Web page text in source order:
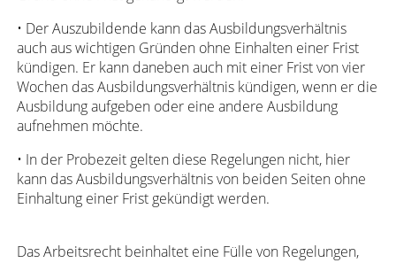
• Der Auszubildende kann das Ausbildungsverhältnis
auch aus wichtigen Gründen ohne Einhalten einer Frist
kündigen. Er kann daneben auch mit einer Frist von vier
Wochen das Ausbildungsverhältnis kündigen, wenn er die
Ausbildung aufgeben oder eine andere Ausbildung
aufnehmen möchte.
• In der Probezeit gelten diese Regelungen nicht, hier
kann das Ausbildungsverhältnis von beiden Seiten ohne
Einhaltung einer Frist gekündigt werden.
Das Arbeitsrecht beinhaltet eine Fülle von Regelungen,